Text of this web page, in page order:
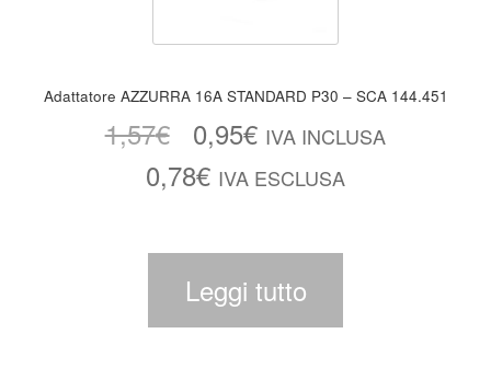
Adattatore AZZURRA 16A STANDARD P30 – SCA 144.451
1,57€ 0,95€ IVA INCLUSA
0,78€ IVA ESCLUSA
Leggi tutto